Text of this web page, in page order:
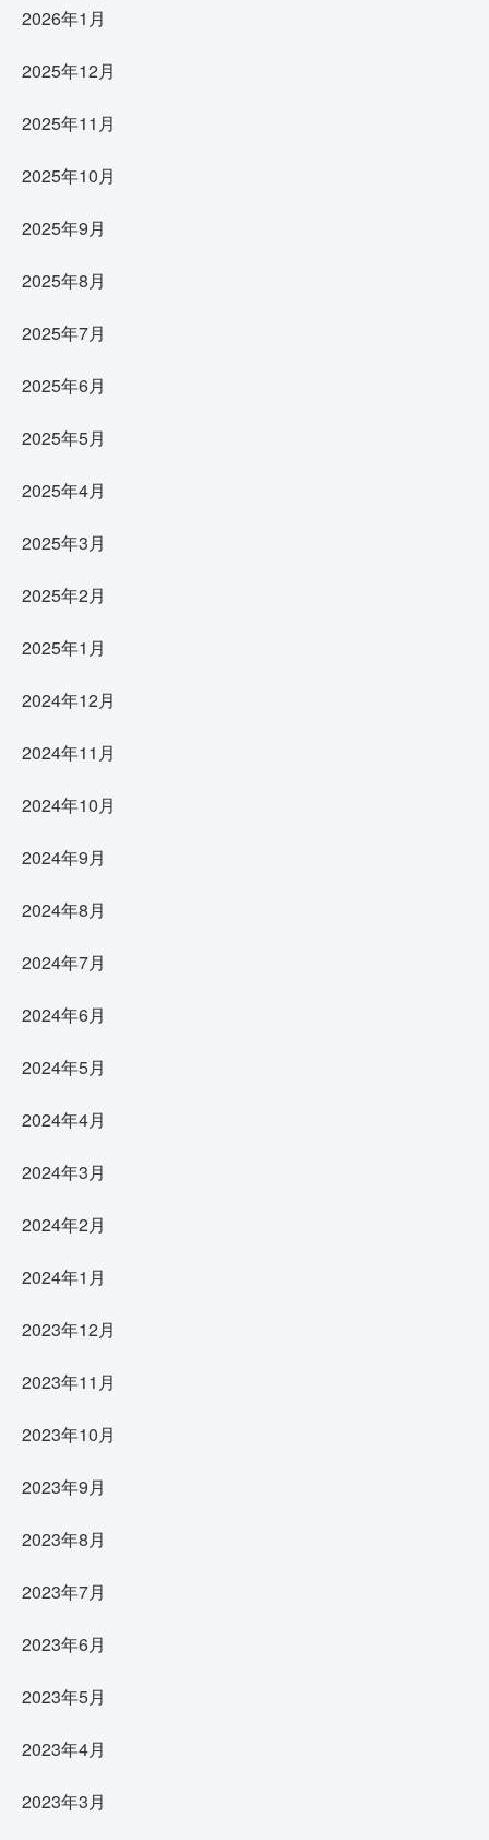
2026年1月
2025年12月
2025年11月
2025年10月
2025年9月
2025年8月
2025年7月
2025年6月
2025年5月
2025年4月
2025年3月
2025年2月
2025年1月
2024年12月
2024年11月
2024年10月
2024年9月
2024年8月
2024年7月
2024年6月
2024年5月
2024年4月
2024年3月
2024年2月
2024年1月
2023年12月
2023年11月
2023年10月
2023年9月
2023年8月
2023年7月
2023年6月
2023年5月
2023年4月
2023年3月